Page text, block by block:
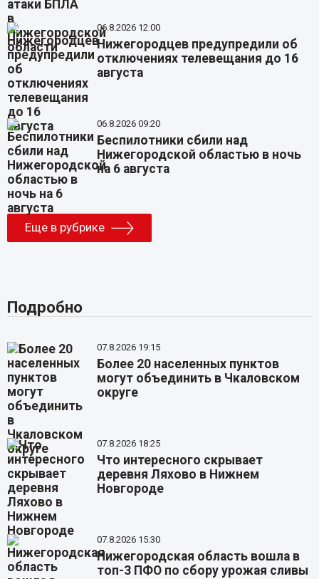
06.8.2026 12:00
Нижегородцев предупредили об
отключениях телевещания до 16
августа
06.8.2026 09:20
Беспилотники сбили над
Нижегородской областью в ночь
на 6 августа
Еще в рубрике
Подробно
07.8.2026 19:15
Более 20 населенных пунктов
могут объединить в Чкаловском
округе
07.8.2026 18:25
Что интересного скрывает
деревня Ляхово в Нижнем
Новгороде
07.8.2026 15:30
Нижегородская область вошла в
топ-3 ПФО по сбору урожая сливы